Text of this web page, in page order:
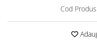
Cod